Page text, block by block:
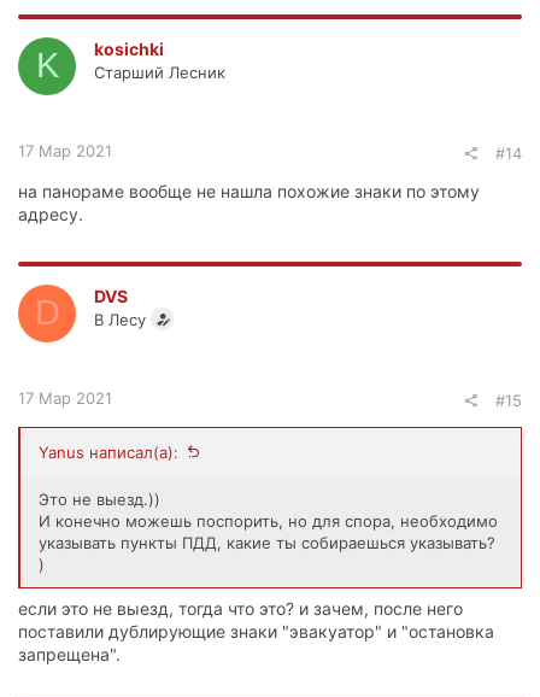
K kosichki
Старший Лесник
17 Мар 2021 #14
на панораме вообще не нашла похожие знаки по этому
адресу.
D DVS
В Лесу
17 Мар 2021 #15
Yanus написал(а):
Это не выезд.))
И конечно можешь поспорить, но для спора, необходимо
указывать пункты ПДД, какие ты собираешься указывать?
)
если это не выезд, тогда что это? и зачем, после него
поставили дублирующие знаки "эвакуатор" и "остановка
запрещена".